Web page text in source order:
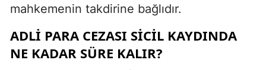
mahkemenin takdirine bağlıdır.
ADLI PARA CEZASI SICIL KAYDINDA
NE KADAR SÜRE KALIR?